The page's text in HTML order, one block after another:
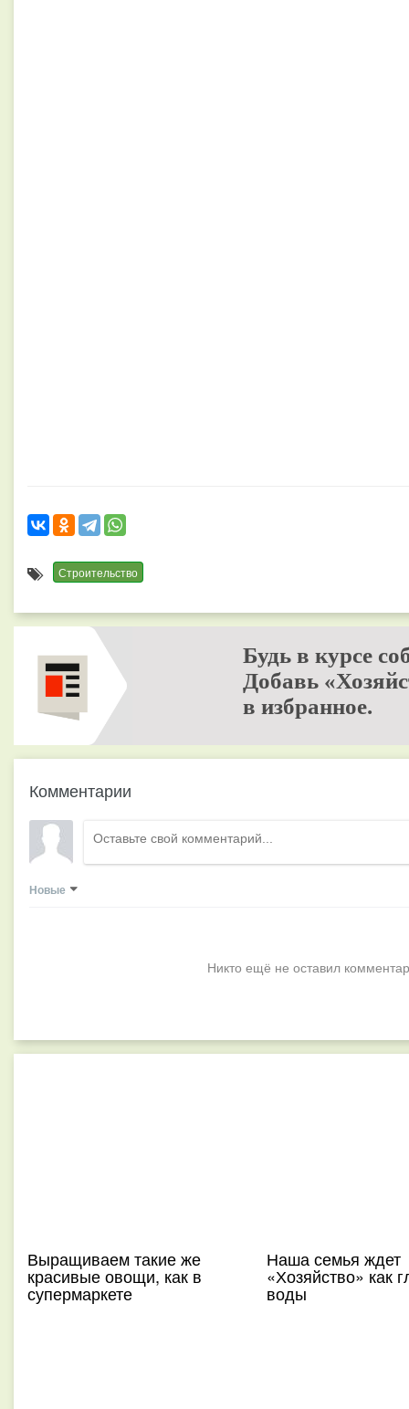
Строительство
Будь в курсе
Добавь
в избранное.
Комментарии
Новые
Никто ещё не оставил
Выращиваем такие же
красивые овощи, как в
супермаркете
Наша семья ждет
«Хозяйство» как
воды